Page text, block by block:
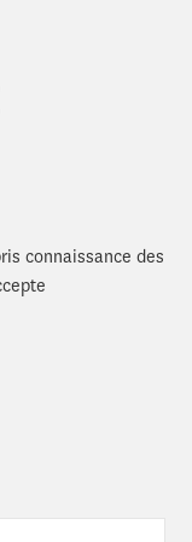
connaissance des